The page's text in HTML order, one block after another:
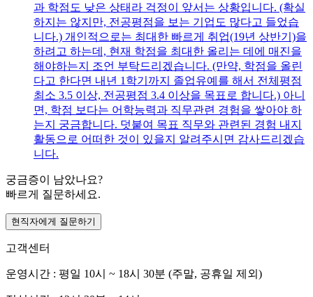
과 학점도 낮은 상태라 걱정이 앞서는 상황입니다. (확실
하지는 않지만, 전공평점을 보는 기업도 많다고 들었습
니다.) 개인적으로는 최대한 빠르게 취업(19년 상반기)을
하려고 하는데, 현재 학점을 최대한 올리는 데에 매진을
해야하는지 조언 부탁드리겠습니다. (만약, 학점을 올린
다고 한다면 내년 1학기까지 졸업유예를 해서 전체평점
최소 3.5 이상, 전공평점 3.4 이상을 목표로 합니다.) 아니
면, 학점 보다는 어학능력과 직무관련 경험을 쌓아야 하
는지 궁금합니다. 덧붙여 목표 직무와 관련된 경험 내지
활동으로 어떠한 것이 있을지 알려주시면 감사드리겠습
니다.
궁금증이 남았나요?
빠르게 질문하세요.
현직자에게 질문하기
고객센터
운영시간 : 평일 10시 ~ 18시 30분 (주말, 공휴일 제외)